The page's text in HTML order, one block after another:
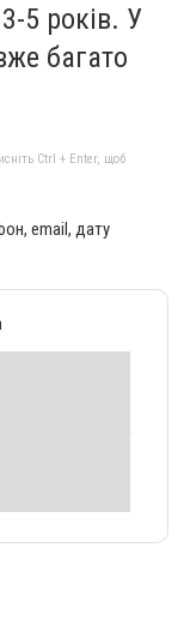
5 років. У
багато
Ctrl + Enter, щоб
email, дату